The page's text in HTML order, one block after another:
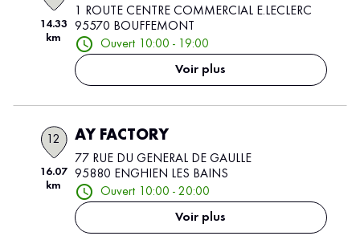
14.33
km
1 ROUTE CENTRE COMMERCIAL E.LECLERC
95570 BOUFFEMONT
Ouvert 10:00 - 19:00
Voir plus
12
16.07
km
AY FACTORY
77 RUE DU GENERAL DE GAULLE
95880 ENGHIEN LES BAINS
Ouvert 10:00 - 20:00
Voir plus